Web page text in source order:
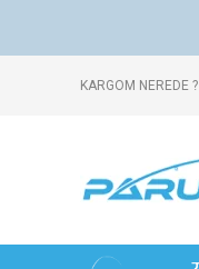
KARGOM NEREDE ?